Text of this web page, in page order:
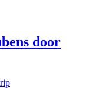
door